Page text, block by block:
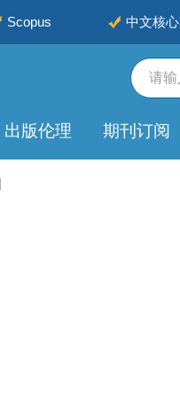
Scopus 中文核心
出版伦理 期刊订阅